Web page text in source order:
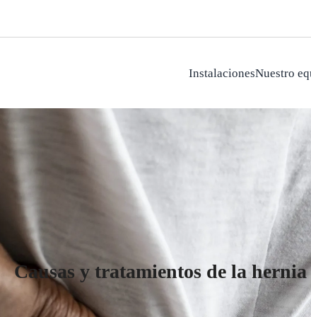
InstalacionesNuestro
Causas y tratamientos de la